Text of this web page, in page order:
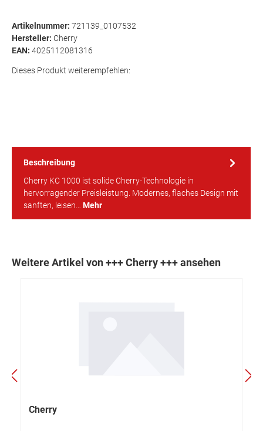
Artikelnummer: 721139_0107532
Hersteller: Cherry
EAN: 4025112081316
Dieses Produkt weiterempfehlen:
Beschreibung
Cherry KC 1000 ist solide Cherry-Technologie in
hervorragender Preisleistung. Modernes, flaches Design mit
sanften, leisen… Mehr
Weitere Artikel von +++ Cherry +++ ansehen
Cherry